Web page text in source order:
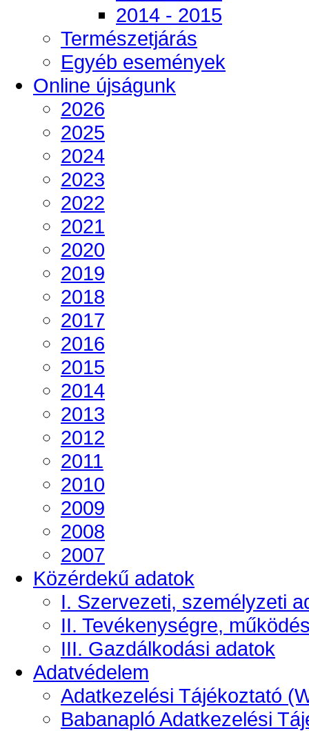
2014 - 2015
Természetjárás
Egyéb események
Online újságunk
2026
2025
2024
2023
2022
2021
2020
2019
2018
2017
2016
2015
2014
2013
2012
2011
2010
2009
2008
2007
Közérdekű adatok
I. Szervezeti, személyzeti
II. Tevékenységre,
III. Gazdálkodási adatok
Adatvédelem
Adatkezelési Tájékoztató
Babanapló Adatkezelési